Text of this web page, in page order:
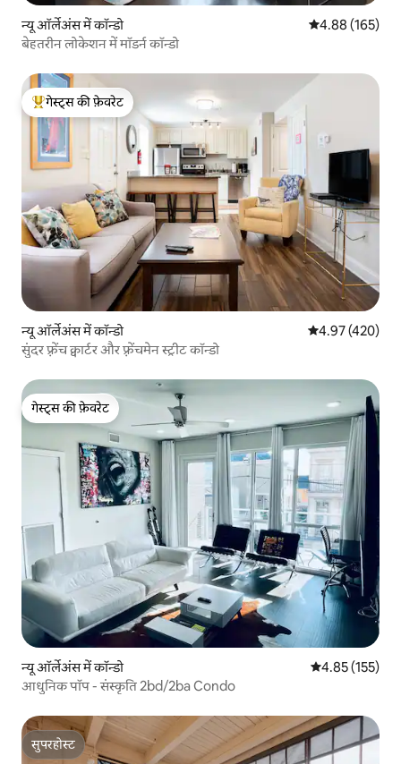
न्यू ऑर्लेअंस में कॉन्डो औसत रेटिंग 5 में से
4.88 (165)
बेहतरीन लोकेशन में मॉडर्न कॉन्डो
गेस्ट्स का टॉप फ़ेवरेट
गेस्ट्स की फ़ेवरेट
न्यू ऑर्लेअंस में कॉन्डो औसत रेटिंग 5 में से
4.97 (420)
सुंदर फ़्रेंच क्वार्टर और फ़्रेंचमेन स्ट्रीट कॉन्डो
गेस्ट्स की फ़ेवरेट
गेस्ट्स की फ़ेवरेट
न्यू ऑर्लेअंस में कॉन्डो औसत रेटिंग 5 में से
4.85 (155)
आधुनिक पॉप - संस्कृति 2bd/2ba Condo
सुपरहोस्ट
सुपरहोस्ट